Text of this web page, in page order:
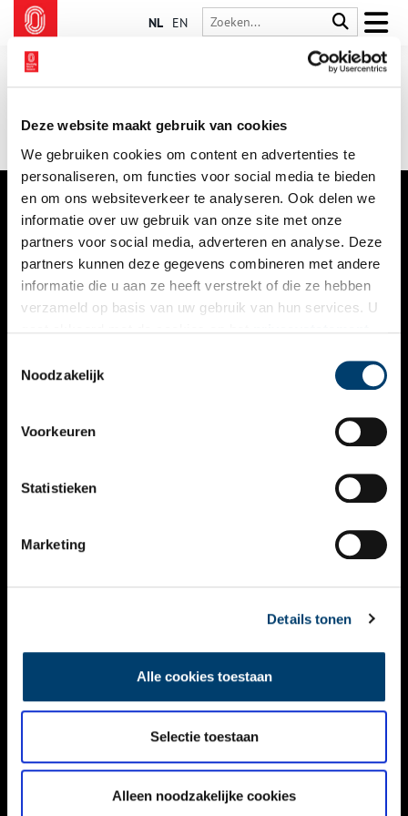
Deze website maakt gebruik van cookies
We gebruiken cookies om content en advertenties te
personaliseren, om functies voor social media te bieden
en om ons websiteverkeer te analyseren. Ook delen we
informatie over uw gebruik van onze site met onze
partners voor social media, adverteren en analyse. Deze
partners kunnen deze gegevens combineren met andere
informatie die u aan ze heeft verstrekt of die ze hebben
verzameld op basis van uw gebruik van hun services. U
Noodzakelijk
Voorkeuren
Statistieken
Marketing
Details tonen
Alle cookies toestaan
Selectie toestaan
Alleen noodzakelijke cookies
NL EN
VERHALEN
NIEUWS
KALENDER
ACTIVITEITEN
NIEUWSBRIEF
DISCLAIMER
TOEGANKELIJKHEID
Volg ONH op social media